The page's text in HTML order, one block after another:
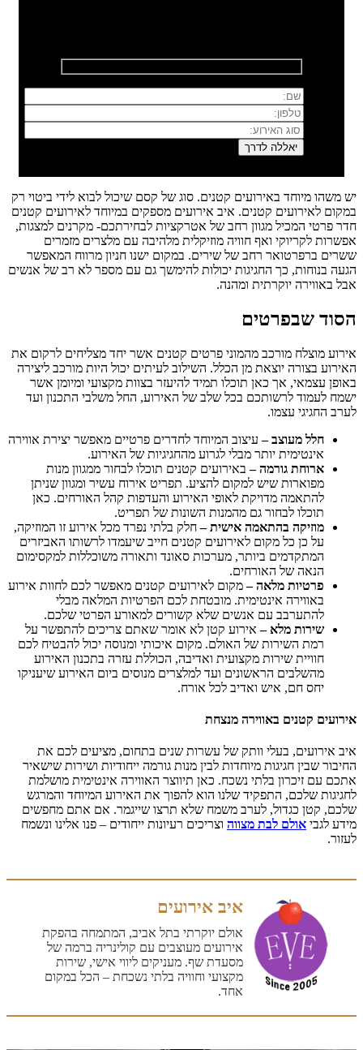
יש משהו מיוחד באירועים קטנים. סוג של קסם שיכול לבוא לידי ביטוי רק
במקום לאירועים קטנים. איב אירועים מספקים במיוחד לאירועים קטנים
חדר פרטי המכיל מגוון רחב של אטרקציות לבחירתכם- מקרנים למצגות,
אפשרות לקריוקי ואף חוויה מוזיקלית מלהיבה עם מלצרים מזמרים
ששרים ברפרטואר רחב של שירים. במקום ישנו חניון מרווח המאפשר
הגעה בנוחות, כך החגיגות יכולות להימשך גם עם מספר לא רב של אנשים
אבל באווירה יוקרתית ומהנה.
הסוד שבפרטים
אירוע מוצלח מורכב מהמוני פרטים קטנים אשר יחד מצליחים לרקום את
האירוע בצורה יוצאת מן הכלל. השילוב לעיתים יכול היות מורכב ליצירה
באופן עצמאי, אך כאן תוכלו תמיד להיעזר בצוות מקצועי ומיומן אשר
ישמח לעמוד לרשותכם בכל שלב של האירוע, החל משלבי התכנון ועד
לערב החגיגי עצמו.
חלל מעוצב –עיצוב המיוחד לחדרים פרטיים מאפשר יצירת אווירה
אינטימית יותר מבלי לגרוע מהחגיגיות של האירוע.
ארוחת גורמה –באירועים קטנים תוכלו לבחור ממגוון מנות
מפוארות שיש למקום להציע. תפריט אירוח עשיר ומגוון שניתן
להתאמה מדויקת לאופי האירוע והעדפות קהל האורחים. כאן
תוכלו לבחור גם מהמנות השונות של תפריט.
מוזיקה בהתאמה אישית –חלק בלתי נפרד מכל אירוע זו המוזיקה,
על כן כל מקום לאירועים קטנים חייב שיעמדו לרשותו האביזרים
המתקדמים ביותר, מערכות סאונד ותאורה משוכללות למקסימום
הנאה של האורחים.
פרטיות מלאה –מקום לאירועים קטנים מאפשר לכם לחוות אירוע
באווירה אינטימית. מובטחת לכם הפרטיות המלאה מבלי
להתערבב עם אנשים שלא קשורים למאורע הפרטי שלכם.
שירות מלא –אירוע קטן לא אומר שאתם צריכים להתפשר על
רמת השירות של האולם. מקום איכותי ומנוסה יכול להבטיח לכם
חוויית שירות מקצועית ואדיבה, הכוללת עזרה בתכנון האירוע
מהשלבים הראשונים ועד למלצרים מנוסים ביום האירוע שיעניקו
יחס חם, איש ואדיב לכל אורח.
אירועים קטנים באווירה מנצחת
איב אירועים, בעלי וותק של עשרות שנים בתחום, מציעים לכם את
החיבור שבין חגיגות מיוחדות לבין מנות גורמה ייחודיות ושירות שישאיר
אתכם עם זיכרון בלתי נשכח. כאן תיווצר האווירה אינטימית מושלמת
לחגיגות שלכם, התפקיד שלנו הוא להפוך את האירוע המיוחד והמרגש
שלכם, קטן כגדול, לערב משמח שלא תרצו שייגמר. אם אתם מחפשים
מידע לגבי אולם לבת מצווה וצריכים רעיונות ייחודים – פנו אלינו ונשמח
לעזור.
איב אירועים
אולם יוקרתי בתל אביב, המתמחה בהפקת
אירועים מעוצבים עם קולינריה ברמה של
מסעדת שף. מעניקים ליווי אישי, שירות
מקצועי וחוויה בלתי נשכחת – הכל במקום
אחד.